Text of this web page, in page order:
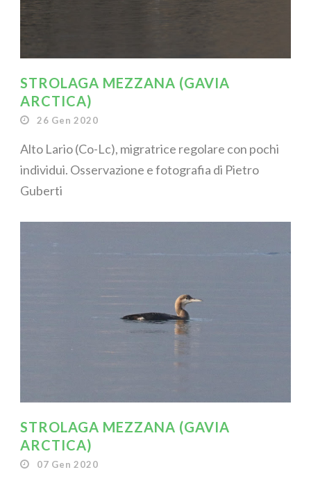
STROLAGA MEZZANA (GAVIA
ARCTICA)
26 Gen 2020
Alto Lario (Co-Lc), migratrice regolare con pochi
individui. Osservazione e fotografia di Pietro
Guberti
STROLAGA MEZZANA (GAVIA
ARCTICA)
07 Gen 2020